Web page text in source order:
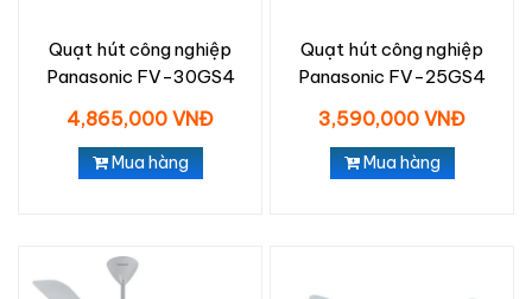
Quạt hút công nghiệp
Panasonic FV-30GS4
4,865,000 VNĐ
Mua hàng
Quạt hút công nghiệp
Panasonic FV-25GS4
3,590,000 VNĐ
Mua hàng